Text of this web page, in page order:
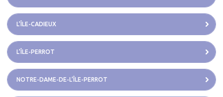
L’ÎLE-CADIEUX
L’ÎLE-PERROT
NOTRE-DAME-DE-L’ÎLE-PERROT